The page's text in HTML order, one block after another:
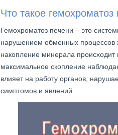
Что такое гемохроматоз
Гемохроматоз печени – это
нарушением обменных процессов
накопление минерала
максимальное скопление
влияет на работу органов,
симптомов и явлений.